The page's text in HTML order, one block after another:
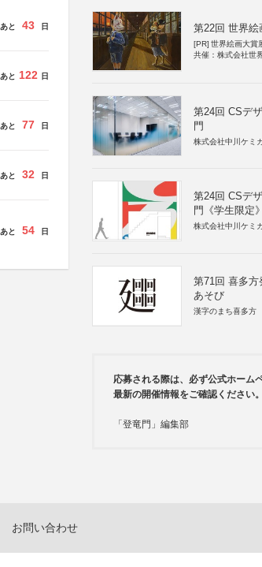
あと 43 日
あと 122 日
あと 77 日
あと 32 日
あと 54 日
第22回 世界絵
[PR] 世界絵画大賞
共催：株式会社世
第24回 CSデ
門
株式会社中川ケミ
第24回 CSデ
門《学生限定》
株式会社中川ケミ
第71回 喜多方
あそび
漢字のまち喜多方
応募される際は、必ず公式ホーム
最新の開催情報をご確認ください。
「登竜門」編集部
お問い合わせ